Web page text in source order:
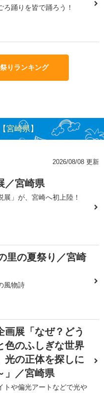
ろ踊りを皆で踊ろう！
りランキング
宮崎県】
2026/08/08 更新
／宮崎県
展」が、宮崎へ初上陸！
里の夏祭り／宮崎
風物詩
画展「なぜ？どう
色のふしぎな世界
光の正体を探しに
」／宮崎県
トや偏光アートなどで光や